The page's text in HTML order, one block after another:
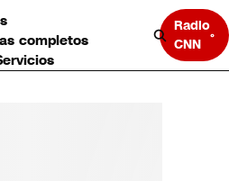
completos
Radio
CNN